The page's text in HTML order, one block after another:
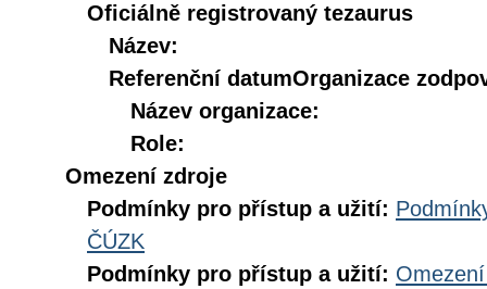
Oficiálně registrovaný tezaurus
Název:
Referenční datumOrganizace
Název organizace:
Role:
Omezení zdroje
Podmínky pro přístup a užití:
ČÚZK
Podmínky pro přístup a užití: